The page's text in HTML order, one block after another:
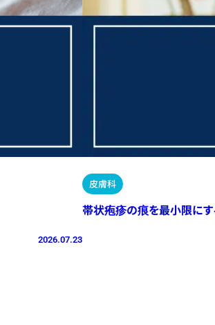
2026.07.23
皮膚科
帯状疱疹の痕を最小限にす